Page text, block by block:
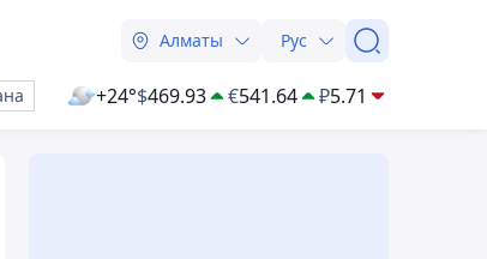
Алматы Рус
+24°$469.93 €541.64 ₽5.71